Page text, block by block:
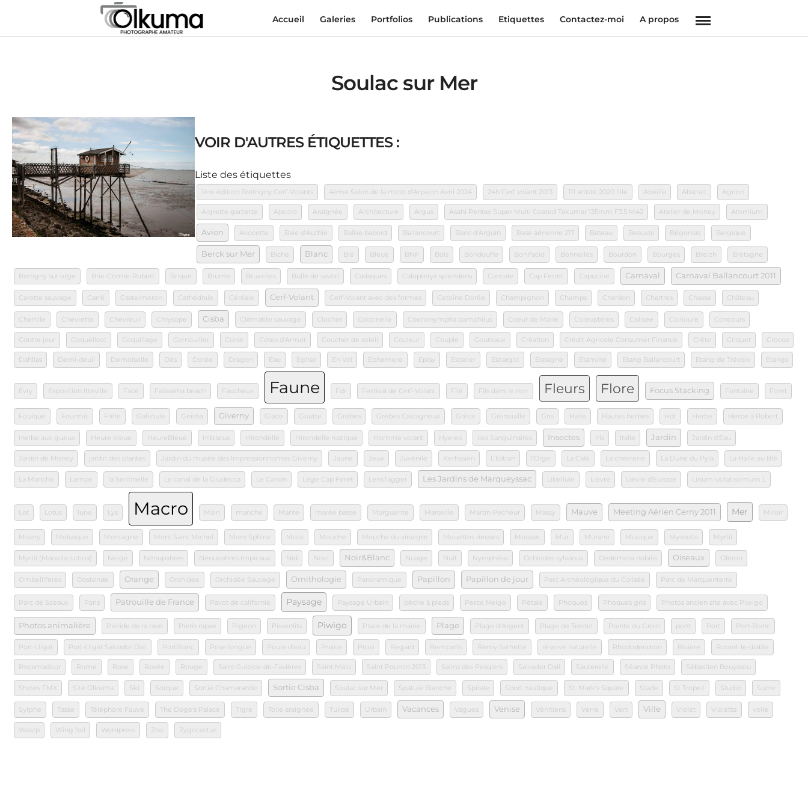
Accueil Galeries Portfolios Publications Etiquettes Contactez-moi A propos
Soulac sur Mer
VOIR D'AUTRES ÉTIQUETTES :
Liste des étiquettes
1ère édition Bretrigny Cerf-Volants 4ème Salon de la moto d'Arpajon Avril 2024 24h Cerf volant 2013 111 artiste 2020 lille Abeille Abstrait Agrion
Aigrette garzette Ajaccio Araignée Architecture Argus Asahi Pentax Super Multi Coated Takumar 135mm F3.5 M42 Atelier de Money Atomium
Avion Avocette Baie d'Authie Balise babord Ballancourt Banc d'Arguin Base aérienne 217 Bateau Beauval Bégonias Belgique
Berck sur Mer Biche Blanc Blé Bleue BNF Bois Bondoufle Bonifacio Bonnelles Bourdon Bourges Breizh Bretagne
Bretigny sur orge Brie-Comte-Robert Brique Brume Bruxelles Bulle de savon Cadaques Calopteryx splendens Cancale Cap Ferret Capucine Carnaval Carnaval Ballancourt 2011
Carotte sauvage Carré Castelmoron Cathédrale Céréale Cerf-Volant Cerf-Volant avec des formes Cetoine Dorée Champignon Champs Chardon Chartres Chasse Château
Chenille Chevrette Chevreuil Chrysope Cisba Clématite sauvage Clocher Coccinelle Coenonympha pamphilus Coeur de Marie Coléoptères Colisee Collioure Concours
Contre jour Coquelicot Coquillage Cornouiller Corse Cotes d'Armor Coucher de soleil Couleur Couple Couteaux Création Crédit Agricole Consumer Finance Crête Criquet Crocus
Dahlias Demi-deuil Demoiselle Dés Dorée Dragon Eau Eglise En Vol Ephemere Episy Escalier Escargot Espagne Etamine Etang Ballancourt Etang de Trévoix Etangs
Evry Exposition Itteville Face Falasarna beach Faucheux Faune Fdr Festival de Cerf-Volant Filé Fils dans le noir Fleurs Flore Focus Stacking Fontaine Foret
Foulque Fourmis Frêle Gallinule Geisha Giverny Glace Goutte Grèbes Grèbes Castagneux Grèce Grenouille Gris Halle Hautes herbes Hdr Herbe Herbe à Robert
Herbe aux gueux Heure bleue HeureBleue Hibiscus Hirondelle Hirondelle rustique Homme volant Hyeres Iles Sanguinaires Insectes Iris Italie Jardin Jardin d'Eau
Jardin de Money jardin des plantes Jardin du musée des Impressionnismes Giverny Jaune Jeux Juvénile Kerfissien L'Estran l'Orge La Cale La chevrerie La Dune du Pyla La Halle au Blé
La Manche Lampe la Sentinelle Le canal de la Giudecca Le Canon Lège Cap Feret LensTagger Les Jardins de Marqueyssac Libellule Lièvre Lièvre d'Europe Linum usitatissimum L
Lot Lotus lune Lys Macro Main manche Mante marée basse Marguerite Marseille Martin Pecheur Massy Mauve Meeting Aérien Cerny 2011 Mer Miroir
Misery Molusque Montagne Mont Saint Michel Moro Sphinx Moto Mouche Mouche du vinaigre Mouettes rieuses Mousse Mur Murano Musique Myosotis Myrtil
Myrtil (Maniola jurtina) Neige Nénupahres Nénupahres tropicaux Nid Noel Noir&Blanc Nuage Nuit Nymphéas Ochlodes sylvanus Oedemera nobilis Oiseaux Oléron
Ombellifères Oostende Orange Orchidee Orchidée Sauvage Ornithologie Panoramique Papillon Papillon de jour Parc Archéologique du Colisée Parc de Marquenterre
Parc de Sceaux Paris Patrouille de France Pavot de californie Paysage Paysage Urbain pêche à pieds Perce Neige Pétale Phoques Phoques gris Photos ancien site avec Piwigo
Photos animalière Piéride de la rave Pieris rapae Pigeon Pissenlits Piwigo Place de la mairie Plage Plage d'Argent Plage de Trestel Pointe du Groin pont Port Port-Blanc
Port-Lligat Port-Lligat Salvador Dali PortBlanc Pose longue Poule d'eau Prairie Proxi Regard Remparts Rémy Sarhette réserve naturelle Rhododendron Riviere Robert-le-diable
Rocamadour Rome Rose Rosée Rouge Saint-Sulpice-de-Favières Saint Malo Saint Pourcin 2013 Salins des Pesqiers Salvador Dali Sauterelle Séance Photo Sébastien Bouyssou
Shows FMX Site Olkuma Ski Sorque Sortie Chamarande Sortie Cisba Soulac sur Mer Spatule Blanche Spirale Sport nautique St. Mark's Square Stade St Tropez Studio Sucre
Syrphe Tasse Téléphore Fauve The Doge's Palace Tigre Toile araignée Tulipe Urbain Vacances Vagues Venise Vénitiens Verre Vert Ville Violet Violette voile
Waszp Wing foil Wordpress Zoo Zygocactus